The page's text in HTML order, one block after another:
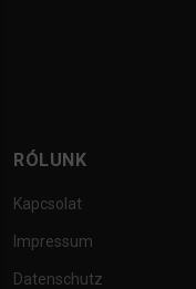
RÓLUNK
Kapcsolat
Impressum
Datenschutz